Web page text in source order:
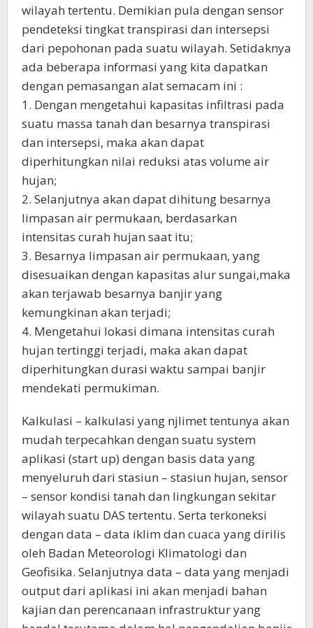
wilayah tertentu. Demikian pula dengan sensor
pendeteksi tingkat transpirasi dan intersepsi
dari pepohonan pada suatu wilayah. Setidaknya
ada beberapa informasi yang kita dapatkan
dengan pemasangan alat semacam ini :
1. Dengan mengetahui kapasitas infiltrasi pada
suatu massa tanah dan besarnya transpirasi
dan intersepsi, maka akan dapat
diperhitungkan nilai reduksi atas volume air
hujan;
2. Selanjutnya akan dapat dihitung besarnya
limpasan air permukaan, berdasarkan
intensitas curah hujan saat itu;
3. Besarnya limpasan air permukaan, yang
disesuaikan dengan kapasitas alur sungai,maka
akan terjawab besarnya banjir yang
kemungkinan akan terjadi;
4. Mengetahui lokasi dimana intensitas curah
hujan tertinggi terjadi, maka akan dapat
diperhitungkan durasi waktu sampai banjir
mendekati permukiman.
Kalkulasi – kalkulasi yang njlimet tentunya akan
mudah terpecahkan dengan suatu system
aplikasi (start up) dengan basis data yang
menyeluruh dari stasiun – stasiun hujan, sensor
– sensor kondisi tanah dan lingkungan sekitar
wilayah suatu DAS tertentu. Serta terkoneksi
dengan data – data iklim dan cuaca yang dirilis
oleh Badan Meteorologi Klimatologi dan
Geofisika. Selanjutnya data – data yang menjadi
output dari aplikasi ini akan menjadi bahan
kajian dan perencanaan infrastruktur yang